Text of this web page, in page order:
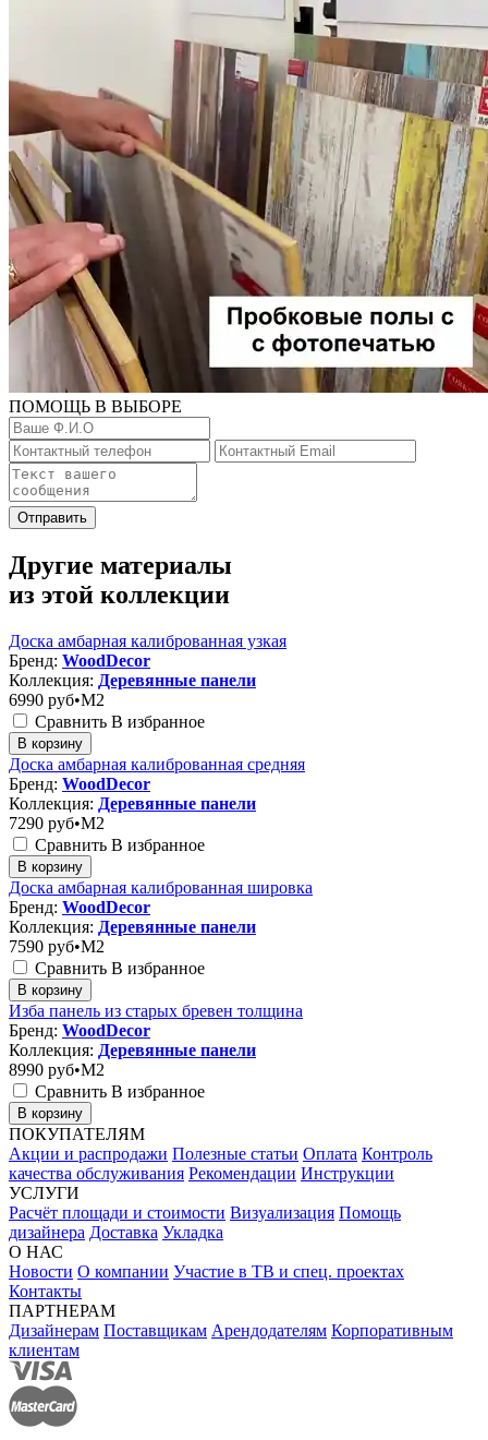
ПОМОЩЬ В ВЫБОРЕ
Отправить
Другие материалы
из этой коллекции
Доска амбарная калиброванная узкая
Бренд: WoodDecor
Коллекция: Деревянные панели
6990 руб•M2
Сравнить В избранное
В корзину
Доска амбарная калиброванная средняя
Бренд: WoodDecor
Коллекция: Деревянные панели
7290 руб•M2
Сравнить В избранное
В корзину
Доска амбарная калиброванная шировка
Бренд: WoodDecor
Коллекция: Деревянные панели
7590 руб•M2
Сравнить В избранное
В корзину
Изба панель из старых бревен толщина
Бренд: WoodDecor
Коллекция: Деревянные панели
8990 руб•M2
Сравнить В избранное
В корзину
ПОКУПАТЕЛЯМ
Акции и распродажи Полезные статьи Оплата Контроль
качества обслуживания Рекомендации Инструкции
УСЛУГИ
Расчёт площади и стоимости Визуализация Помощь
дизайнера Доставка Укладка
О НАС
Новости О компании Участие в ТВ и спец. проектах
Контакты
ПАРТНЕРАМ
Дизайнерам Поставщикам Арендодателям Корпоративным
клиентам